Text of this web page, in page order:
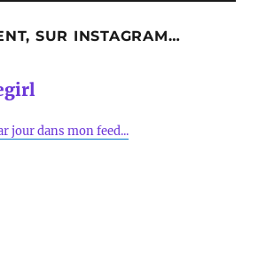
SUR INSTAGRAM…
jour dans mon feed...